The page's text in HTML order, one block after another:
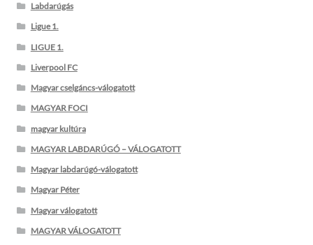
Labdarúgás
Ligue 1.
LIGUE 1.
Liverpool FC
Magyar cselgáncs-válogatott
MAGYAR FOCI
magyar kultúra
MAGYAR LABDARÚGÓ – VÁLOGATOTT
Magyar labdarúgó-válogatott
Magyar Péter
Magyar válogatott
MAGYAR VÁLOGATOTT